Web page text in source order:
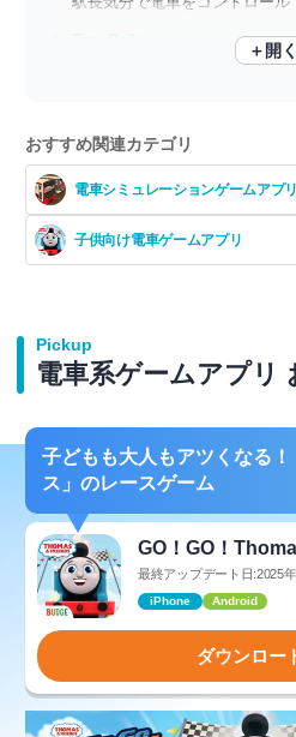
＋開く
おすすめ関連カテゴリ
電車シミュレーションゲームアプリ
子供向け電車ゲームアプリ
Pickup
電車系ゲームアプリ
子どもも大人もアツくなる
ス」のレースゲーム
GO！GO！
最終アップデート日:2025
iPhone Android
ダウンロー